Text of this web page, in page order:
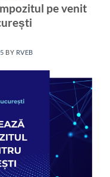
pe venit
BY RVEB